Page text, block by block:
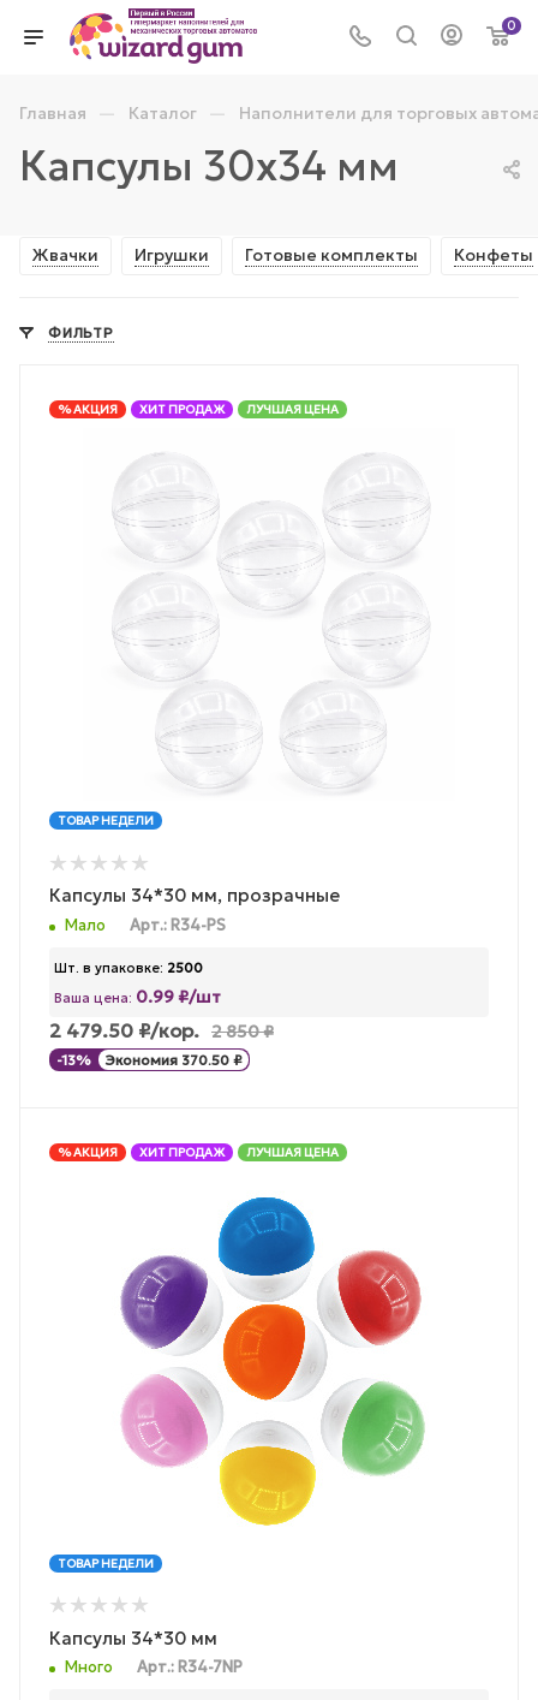
0
Главная — Каталог — Наполнители для торговых
Капсулы 30х34 мм
Жвачки Игрушки Готовые комплекты Конфеты
ФИЛЬТР
% АКЦИЯ ХИТ ПРОДАЖ ЛУЧШАЯ ЦЕНА
ТОВАР НЕДЕЛИ
Капсулы 34*30 мм, прозрачные
Мало Арт.: R34-PS
Шт. в упаковке: 2500
Ваша цена: 0.99 ₽/шт
2 479.50 ₽/кор. 2 850₽
-13% Экономия 370.50 ₽
% АКЦИЯ ХИТ ПРОДАЖ ЛУЧШАЯ ЦЕНА
ТОВАР НЕДЕЛИ
Капсулы 34*30 мм
Много Арт.: R34-7NP